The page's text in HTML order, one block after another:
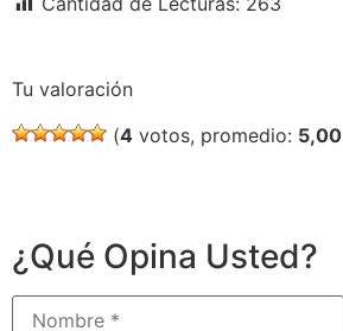
Tu valoración
(4 votos, promedio: 5,00
¿Qué Opina Usted?